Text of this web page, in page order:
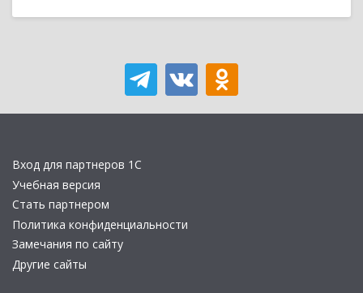
Вход для партнеров 1С
Учебная версия
Стать партнером
Политика конфиденциальности
Замечания по сайту
Другие сайты